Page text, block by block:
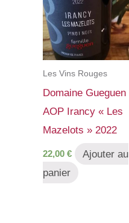
Les Vins Rouges
Domaine Gueguen
AOP Irancy « Les
Mazelots » 2022
22,00 €
Ajouter au
panier